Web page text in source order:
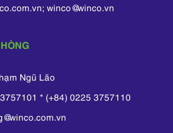
winco@winco.vn
Ngũ Lão
* (+84) 0225 3757110